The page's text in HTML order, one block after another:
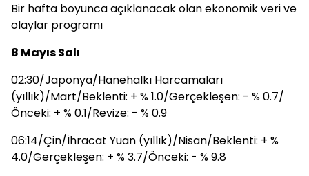
Bir hafta boyunca açıklanacak olan ekonomik veri ve
olaylar programı
8 Mayıs Salı
02:30/Japonya/Hanehalkı Harcamaları
(yıllık)/Mart/Beklenti: + % 1.0/Gerçekleşen: - % 0.7/
Önceki: + % 0.1/Revize: - % 0.9
06:14/Çin/İhracat Yuan (yıllık)/Nisan/Beklenti: + %
4.0/Gerçekleşen: + % 3.7/Önceki: - % 9.8